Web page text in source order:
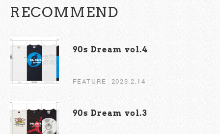
RECOMMEND
FEATURE 2023.2.14
90s Dream vol.4
90s Dream vol.3